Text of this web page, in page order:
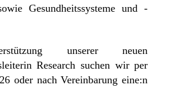
Gesundheitssysteme und -
unserer neuen
Research suchen wir per
oder nach Vereinbarung eine:n